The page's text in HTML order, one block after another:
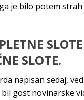
je bilo potem
SLOTE.
napisan sedaj,
gost novinarske